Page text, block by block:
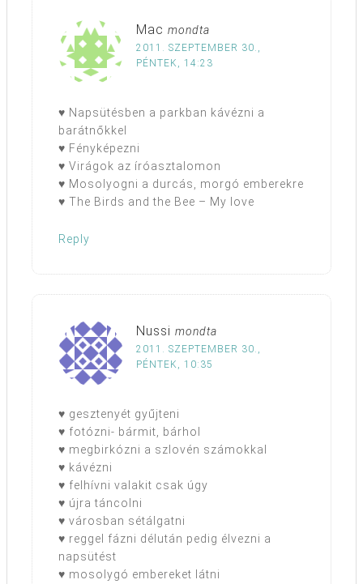
Mac mondta
2011. SZEPTEMBER 30.,
PÉNTEK, 14:23
♥ Napsütésben a parkban kávézni a
barátnőkkel
♥ Fényképezni
♥ Virágok az íróasztalomon
♥ Mosolyogni a durcás, morgó emberekre
♥ The Birds and the Bee – My love
Reply
Nussi mondta
2011. SZEPTEMBER 30.,
PÉNTEK, 10:35
♥ gesztenyét gyűjteni
♥ fotózni- bármit, bárhol
♥ megbirkózni a szlovén számokkal
♥ kávézni
♥ felhívni valakit csak úgy
♥ újra táncolni
♥ városban sétálgatni
♥ reggel fázni délután pedig élvezni a
napsütést
♥ mosolygó embereket látni